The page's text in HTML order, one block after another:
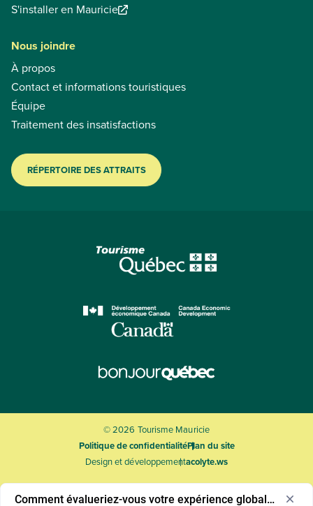
S'installer en Mauricie
Nous joindre
À propos
Contact et informations touristiques
Équipe
Traitement des insatisfactions
RÉPERTOIRE DES ATTRAITS
© 2026 Tourisme Mauricie
Politique de confidentialitéPlan du site
Design et développementacolyte.ws
Comment évalueriez-vous votre expérience globale ?